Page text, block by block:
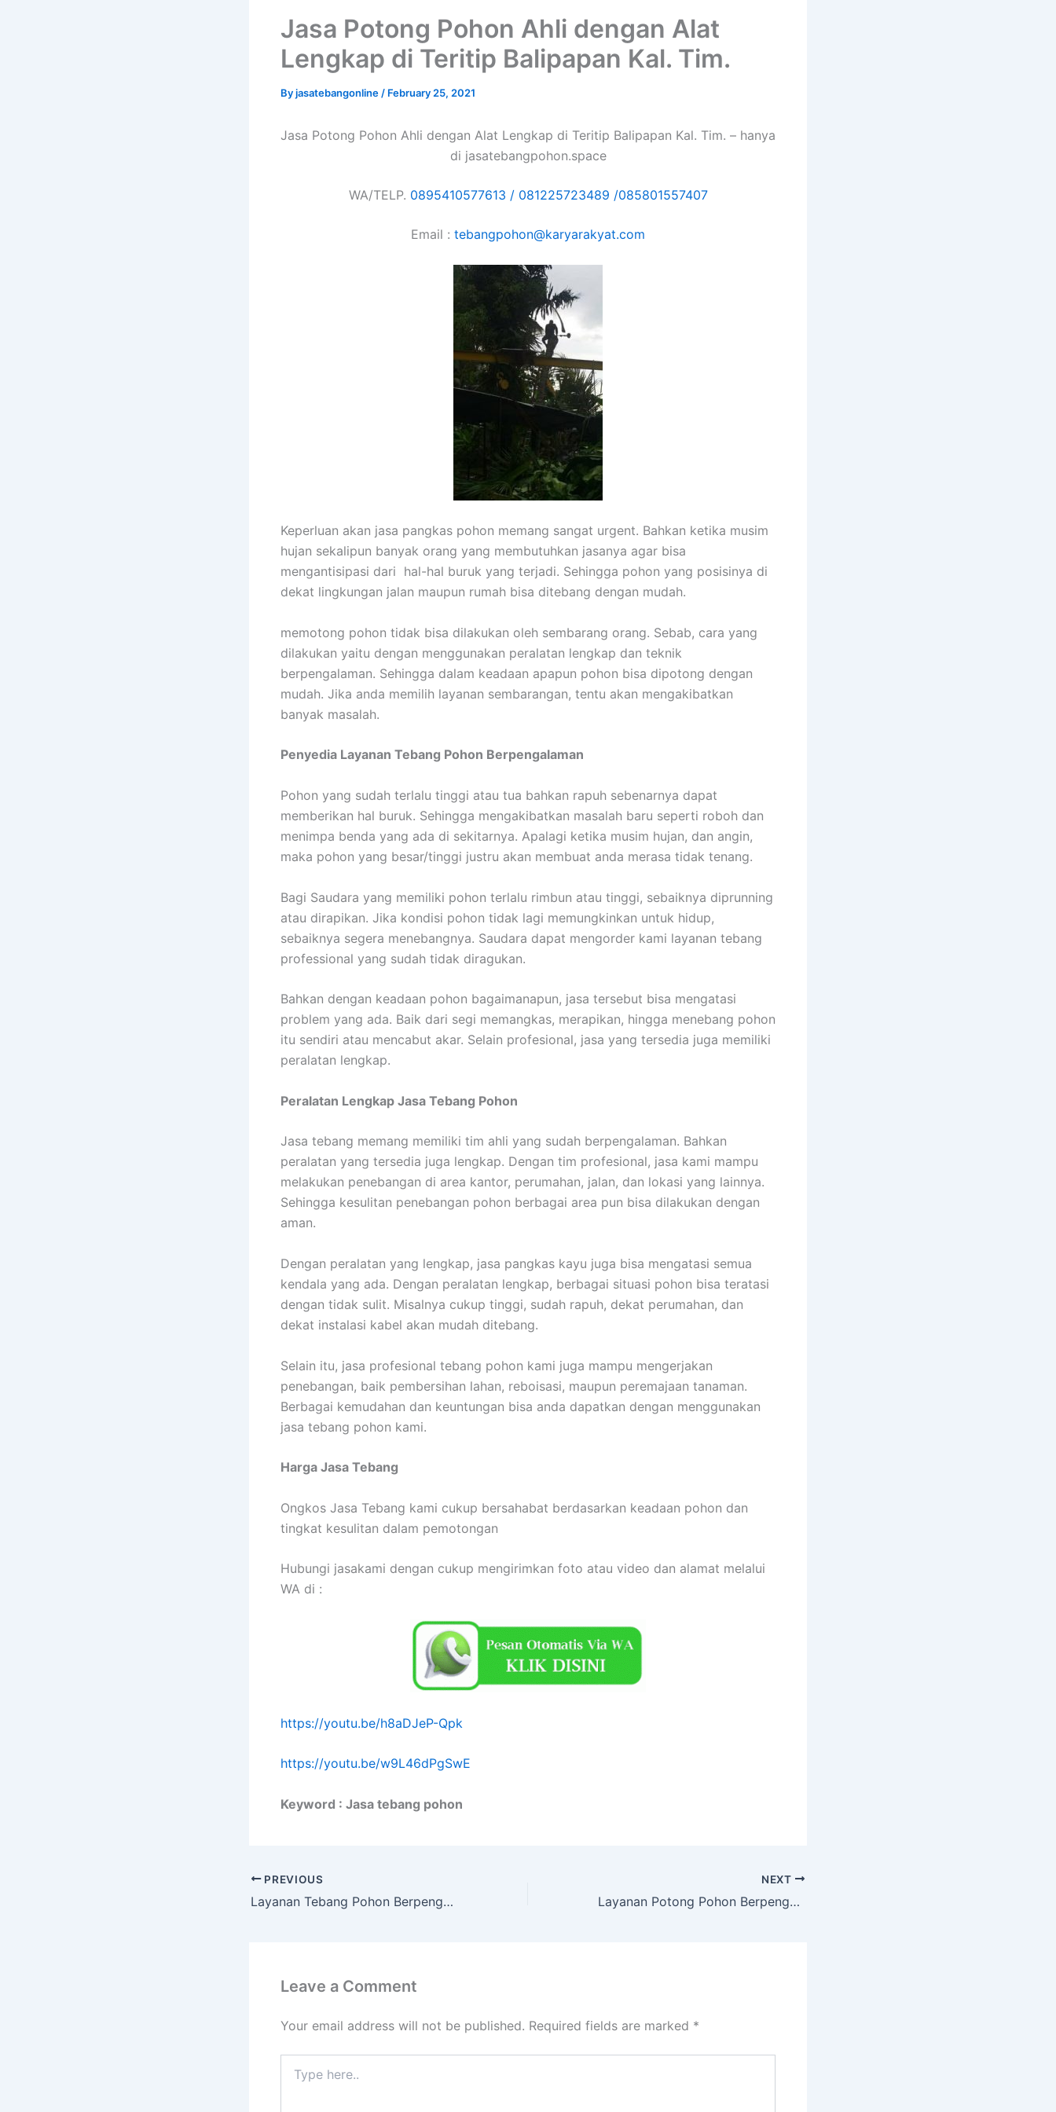
Jasa Potong Pohon Ahli dengan Alat
Lengkap di Teritip Balipapan Kal. Tim.
Byjasatebangonline / February 25, 2021
Jasa Potong Pohon Ahli dengan Alat Lengkap di Teritip Balipapan Kal. Tim. – hanya
di jasatebangpohon.space
WA/TELP. 0895410577613 / 081225723489 /085801557407
Email : tebangpohon@karyarakyat.com
Keperluan akan jasa pangkas pohon memang sangat urgent. Bahkan ketika musim
hujan sekalipun banyak orang yang membutuhkan jasanya agar bisa
mengantisipasi dari hal-hal buruk yang terjadi. Sehingga pohon yang posisinya di
dekat lingkungan jalan maupun rumah bisa ditebang dengan mudah.
memotong pohon tidak bisa dilakukan oleh sembarang orang. Sebab, cara yang
dilakukan yaitu dengan menggunakan peralatan lengkap dan teknik
berpengalaman. Sehingga dalam keadaan apapun pohon bisa dipotong dengan
mudah. Jika anda memilih layanan sembarangan, tentu akan mengakibatkan
banyak masalah.
Penyedia Layanan Tebang Pohon Berpengalaman
Pohon yang sudah terlalu tinggi atau tua bahkan rapuh sebenarnya dapat
memberikan hal buruk. Sehingga mengakibatkan masalah baru seperti roboh dan
menimpa benda yang ada di sekitarnya. Apalagi ketika musim hujan, dan angin,
maka pohon yang besar/tinggi justru akan membuat anda merasa tidak tenang.
Bagi Saudara yang memiliki pohon terlalu rimbun atau tinggi, sebaiknya diprunning
atau dirapikan. Jika kondisi pohon tidak lagi memungkinkan untuk hidup,
sebaiknya segera menebangnya. Saudara dapat mengorder kami layanan tebang
professional yang sudah tidak diragukan.
Bahkan dengan keadaan pohon bagaimanapun, jasa tersebut bisa mengatasi
problem yang ada. Baik dari segi memangkas, merapikan, hingga menebang pohon
itu sendiri atau mencabut akar. Selain profesional, jasa yang tersedia juga memiliki
peralatan lengkap.
Peralatan Lengkap Jasa Tebang Pohon
Jasa tebang memang memiliki tim ahli yang sudah berpengalaman. Bahkan
peralatan yang tersedia juga lengkap. Dengan tim profesional, jasa kami mampu
melakukan penebangan di area kantor, perumahan, jalan, dan lokasi yang lainnya.
Sehingga kesulitan penebangan pohon berbagai area pun bisa dilakukan dengan
aman.
Dengan peralatan yang lengkap, jasa pangkas kayu juga bisa mengatasi semua
kendala yang ada. Dengan peralatan lengkap, berbagai situasi pohon bisa teratasi
dengan tidak sulit. Misalnya cukup tinggi, sudah rapuh, dekat perumahan, dan
dekat instalasi kabel akan mudah ditebang.
Selain itu, jasa profesional tebang pohon kami juga mampu mengerjakan
penebangan, baik pembersihan lahan, reboisasi, maupun peremajaan tanaman.
Berbagai kemudahan dan keuntungan bisa anda dapatkan dengan menggunakan
jasa tebang pohon kami.
Harga Jasa Tebang
Ongkos Jasa Tebang kami cukup bersahabat berdasarkan keadaan pohon dan
tingkat kesulitan dalam pemotongan
Hubungi jasakami dengan cukup mengirimkan foto atau video dan alamat melalui
WA di :
https://youtu.be/h8aDJeP-Qpk
https://youtu.be/w9L46dPgSwE
Keyword : Jasa tebang pohon
PREVIOUS
Layanan Tebang Pohon Berpengalaman dengan Peralatan Lengkap di Gunung Bahagia Balipapan Kal. Tim.
NEXT
Layanan Potong Pohon Berpengalaman dengan Peralatan Lengkap di Gunung Samarinda Balipapan Kal. Tim.
Leave a Comment
Your email address will not be published. Required fields are marked *
here..